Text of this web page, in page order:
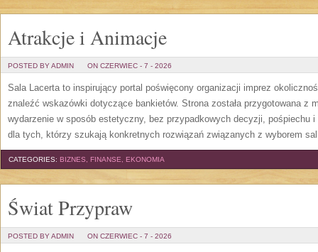
Atrakcje i Animacje
POSTED BY ADMIN ON CZERWIEC - 7 - 2026
Sala Lacerta to inspirujący portal poświęcony organizacji imprez
znaleźć wskazówki dotyczące bankietów. Strona została przygotowana z
wydarzenie w sposób estetyczny, bez przypadkowych decyzji, pośpiechu
dla tych, którzy szukają konkretnych rozwiązań związanych z wyborem
CATEGORIES: BIZNES, FINANSE, EKONOMIA
Świat Przypraw
POSTED BY ADMIN ON CZERWIEC - 7 - 2026